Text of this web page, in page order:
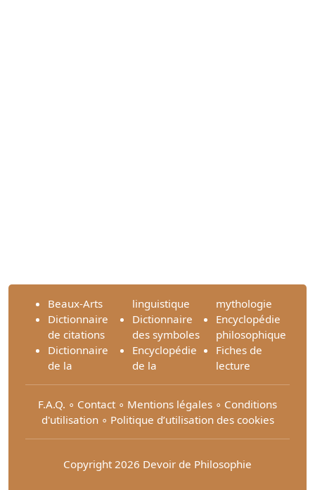
Beaux-Arts
Dictionnaire
de citations
Dictionnaire
de la
linguistique
Dictionnaire
des symboles
Encyclopédie
de la
mythologie
Encyclopédie
philosophique
Fiches de
lecture
F.A.Q. ∘ Contact ∘ Mentions légales ∘ Conditions
d'utilisation∘ Politique d’utilisation des cookies
Copyright 2026 Devoir de Philosophie